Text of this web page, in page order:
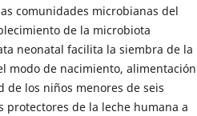
comunidades microbianas del
de la microbiota
neonatal facilita la siembra de la
modo de nacimiento, alimentación
de los niños menores de seis
protectores de la leche humana a